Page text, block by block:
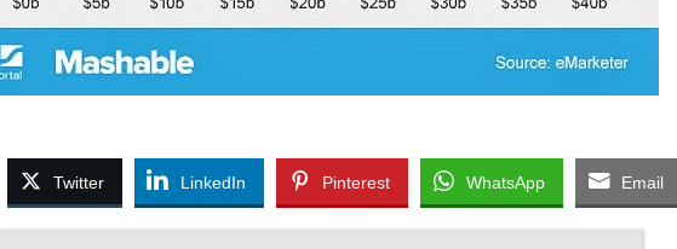
Twitter LinkedIn Pinterest WhatsApp Email